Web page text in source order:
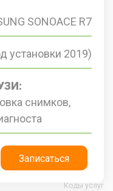
SONOACE R7
установки 2019)
снимков,
Записаться
Коды услуг